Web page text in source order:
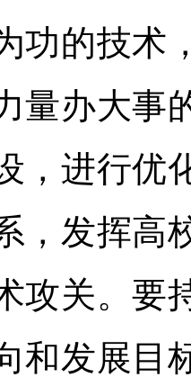
功的技术
量办大事
，进行优
，发挥高
攻关。要
和发展目